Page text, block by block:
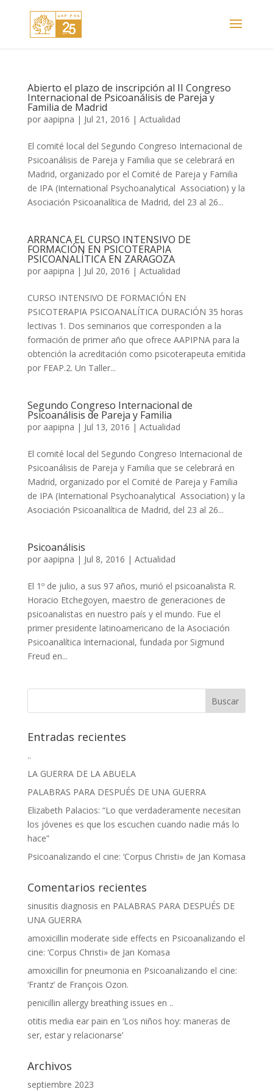
Abierto el plazo de inscripción al II Congreso
Internacional de Psicoanálisis de Pareja y
Familia de Madrid
por aapipna | Jul 21, 2016 | Actualidad
El comité local del Segundo Congreso Internacional de
Psicoanálisis de Pareja y Familia que se celebrará en
Madrid, organizado por el Comité de Pareja y Familia
de IPA (International Psychoanalytical Association) y la
Asociación Psicoanalítica de Madrid, del 23 al 26...
ARRANCA EL CURSO INTENSIVO DE
FORMACIÓN EN PSICOTERAPIA
PSICOANALÍTICA EN ZARAGOZA
por aapipna | Jul 20, 2016 | Actualidad
CURSO INTENSIVO DE FORMACIÓN EN
PSICOTERAPIA PSICOANALÍTICA DURACIÓN 35 horas
lectivas 1. Dos seminarios que corresponden a la
formación de primer año que ofrece AAPIPNA para la
obtención la acreditación como psicoterapeuta emitida
por FEAP.2. Un Taller...
Segundo Congreso Internacional de
Psicoanálisis de Pareja y Familia
por aapipna | Jul 13, 2016 | Actualidad
El comité local del Segundo Congreso Internacional de
Psicoanálisis de Pareja y Familia que se celebrará en
Madrid, organizado por el Comité de Pareja y Familia
de IPA (International Psychoanalytical Association) y la
Asociación Psicoanalítica de Madrid, del 23 al 26...
Psicoanálisis
por aapipna | Jul 8, 2016 | Actualidad
El 1º de julio, a sus 97 años, murió el psicoanalista R.
Horacio Etchegoyen, maestro de generaciones de
psicoanalistas en nuestro país y el mundo. Fue el
primer presidente latinoamericano de la Asociación
Psicoanalítica Internacional, fundada por Sigmund
Freud en...
Entradas recientes
..
LA GUERRA DE LA ABUELA
PALABRAS PARA DESPUÉS DE UNA GUERRA
Elizabeth Palacios: “Lo que verdaderamente necesitan
los jóvenes es que los escuchen cuando nadie más lo
hace”
Psicoanalizando el cine: ‘Corpus Christi» de Jan Komasa
Comentarios recientes
sinusitis diagnosis en PALABRAS PARA DESPUÉS DE
UNA GUERRA
amoxicillin moderate side effects en Psicoanalizando el
cine: ‘Corpus Christi» de Jan Komasa
amoxicillin for pneumonia en Psicoanalizando el cine:
‘Frantz’ de François Ozon.
penicillin allergy breathing issues en ..
otitis media ear pain en ‘Los niños hoy: maneras de
ser, estar y relacionarse’
Archivos
septiembre 2023